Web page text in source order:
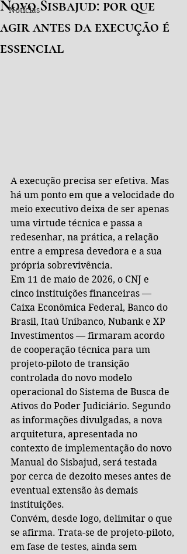
Notícias
Novo Sisbajud: por que
agir antes da execução é
essencial
A execução precisa ser efetiva. Mas
há um ponto em que a velocidade do
meio executivo deixa de ser apenas
uma virtude técnica e passa a
redesenhar, na prática, a relação
entre a empresa devedora e a sua
própria sobrevivência.
Em 11 de maio de 2026, o CNJ e
cinco instituições financeiras —
Caixa Econômica Federal, Banco do
Brasil, Itaú Unibanco, Nubank e XP
Investimentos — firmaram acordo
de cooperação técnica para um
projeto-piloto de transição
controlada do novo modelo
operacional do Sistema de Busca de
Ativos do Poder Judiciário. Segundo
as informações divulgadas, a nova
arquitetura, apresentada no
contexto de implementação do novo
Manual do Sisbajud, será testada
por cerca de dezoito meses antes de
eventual extensão às demais
instituições.
Convém, desde logo, delimitar o que
se afirma. Trata-se de projeto-piloto,
em fase de testes, ainda sem